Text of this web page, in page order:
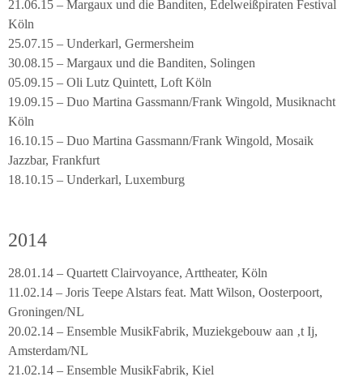
21.06.15 – Margaux und die Banditen, Edelweißpiraten Festival
Köln
25.07.15 – Underkarl, Germersheim
30.08.15 – Margaux und die Banditen, Solingen
05.09.15 – Oli Lutz Quintett, Loft Köln
19.09.15 – Duo Martina Gassmann/Frank Wingold, Musiknacht
Köln
16.10.15 – Duo Martina Gassmann/Frank Wingold, Mosaik
Jazzbar, Frankfurt
18.10.15 – Underkarl, Luxemburg
2014
28.01.14 – Quartett Clairvoyance, Arttheater, Köln
11.02.14 – Joris Teepe Alstars feat. Matt Wilson, Oosterpoort,
Groningen/NL
20.02.14 – Ensemble MusikFabrik, Muziekgebouw aan ‚t Ij,
Amsterdam/NL
21.02.14 – Ensemble MusikFabrik, Kiel